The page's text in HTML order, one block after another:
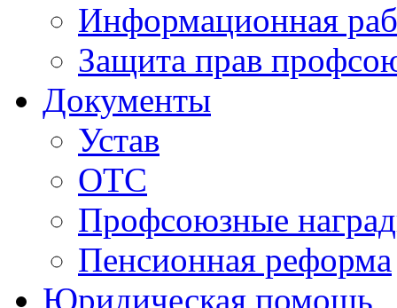
Информационная
Защита прав
Документы
Устав
ОТС
Профсоюзные
Пенсионная реформа
Юридическая помощь